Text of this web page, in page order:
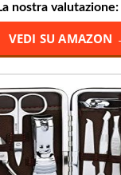
nostra valutazione:
VEDI SU AMAZON